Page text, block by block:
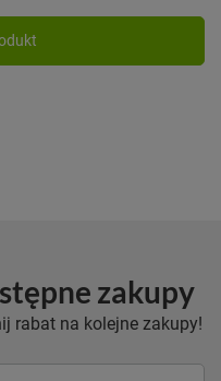
zakupy
rabat na kolejne zakupy!